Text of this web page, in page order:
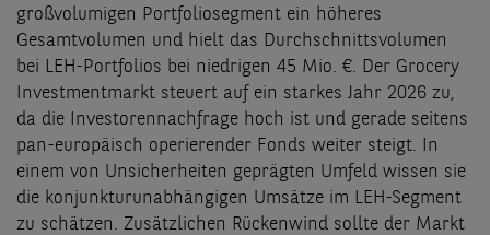
großvolumigen Portfoliosegment ein höheres
Gesamtvolumen und hielt das Durchschnittsvolumen
bei LEH-Portfolios bei niedrigen 45 Mio. €. Der Grocery
Investmentmarkt steuert auf ein starkes Jahr 2026 zu,
da die Investorennachfrage hoch ist und gerade seitens
pan-europäisch operierender Fonds weiter steigt. In
einem von Unsicherheiten geprägten Umfeld wissen sie
die konjunkturunabhängigen Umsätze im LEH-Segment
zu schätzen. Zusätzlichen Rückenwind sollte der Markt